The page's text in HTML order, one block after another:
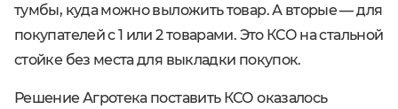
тумбы, куда можно выложить товар. А вторые — для
покупателей с 1 или 2 товарами. Это КСО на стальной
стойке без места для выкладки покупок.
Решение Агротека поставить КСО оказалось